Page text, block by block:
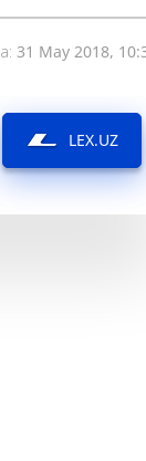
31 May 2018,
LEX.UZ